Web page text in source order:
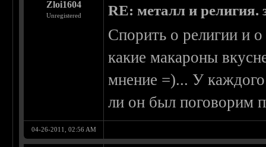
Zloi1604
Unregistered RE: металл и религия.
Спорить о религии и
какие макароны
мнение =)... У
ли он был поговорим
04-26-2011, 02:56 AM